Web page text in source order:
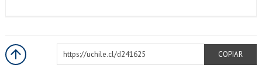
https://uchile.cl/d241625
COPIAR